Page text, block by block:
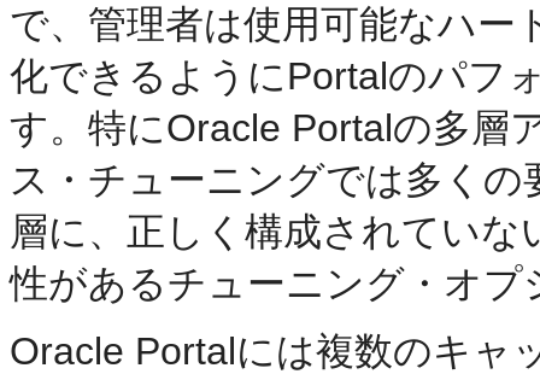
で、管理者は使用可能なハ
化できるようにPortalのパフ
す。特にOracle Portalの多層
ス・チューニングでは多く
層に、正しく構成されてい
性があるチューニング・オ
Oracle Portalには複数のキャ